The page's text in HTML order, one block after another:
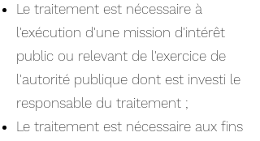
Le traitement est nécessaire à
l'exécution d'une mission d'intérêt
public ou relevant de l'exercice de
l'autorité publique dont est investi le
responsable du traitement ;
Le traitement est nécessaire aux fins